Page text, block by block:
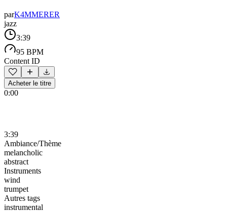
parK4MMERER
jazz
3:39
95 BPM
Content ID
Acheter le titre
0:00
3:39
Ambiance/Thème
melancholic
abstract
Instruments
wind
trumpet
Autres tags
instrumental